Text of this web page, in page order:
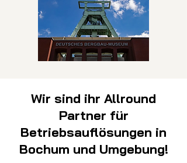
Wir sind ihr Allround
Partner für
Betriebsauflösungen in
Bochum und Umgebung!